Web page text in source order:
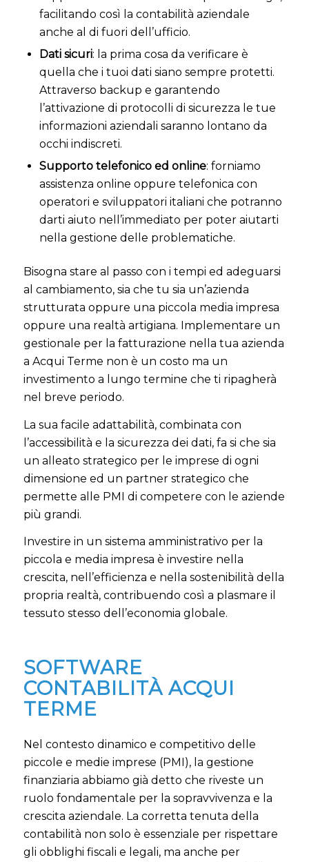
facilitando così la contabilità aziendale
anche al di fuori dell’ufficio.
Dati sicuri: la prima cosa da verificare è
quella che i tuoi dati siano sempre protetti.
Attraverso backup e garantendo
l’attivazione di protocolli di sicurezza le tue
informazioni aziendali saranno lontano da
occhi indiscreti.
Supporto telefonico ed online: forniamo
assistenza online oppure telefonica con
operatori e sviluppatori italiani che potranno
darti aiuto nell’immediato per poter aiutarti
nella gestione delle problematiche.
Bisogna stare al passo con i tempi ed adeguarsi
al cambiamento, sia che tu sia un’azienda
strutturata oppure una piccola media impresa
oppure una realtà artigiana. Implementare un
gestionale per la fatturazione nella tua azienda
a Acqui Terme non è un costo ma un
investimento a lungo termine che ti ripagherà
nel breve periodo.
La sua facile adattabilità, combinata con
l’accessibilità e la sicurezza dei dati, fa si che sia
un alleato strategico per le imprese di ogni
dimensione ed un partner strategico che
permette alle PMI di competere con le aziende
più grandi.
Investire in un sistema amministrativo per la
piccola e media impresa è investire nella
crescita, nell’efficienza e nella sostenibilità della
propria realtà, contribuendo così a plasmare il
tessuto stesso dell’economia globale.
SOFTWARE
CONTABILITÀ ACQUI
TERME
Nel contesto dinamico e competitivo delle
piccole e medie imprese (PMI), la gestione
finanziaria abbiamo già detto che riveste un
ruolo fondamentale per la sopravvivenza e la
crescita aziendale. La corretta tenuta della
contabilità non solo è essenziale per rispettare
gli obblighi fiscali e legali, ma anche per